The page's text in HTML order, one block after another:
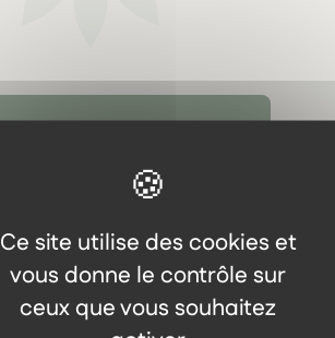
Ce site utilise des cookies et
vous donne le contrôle sur
ceux que vous souhaitez